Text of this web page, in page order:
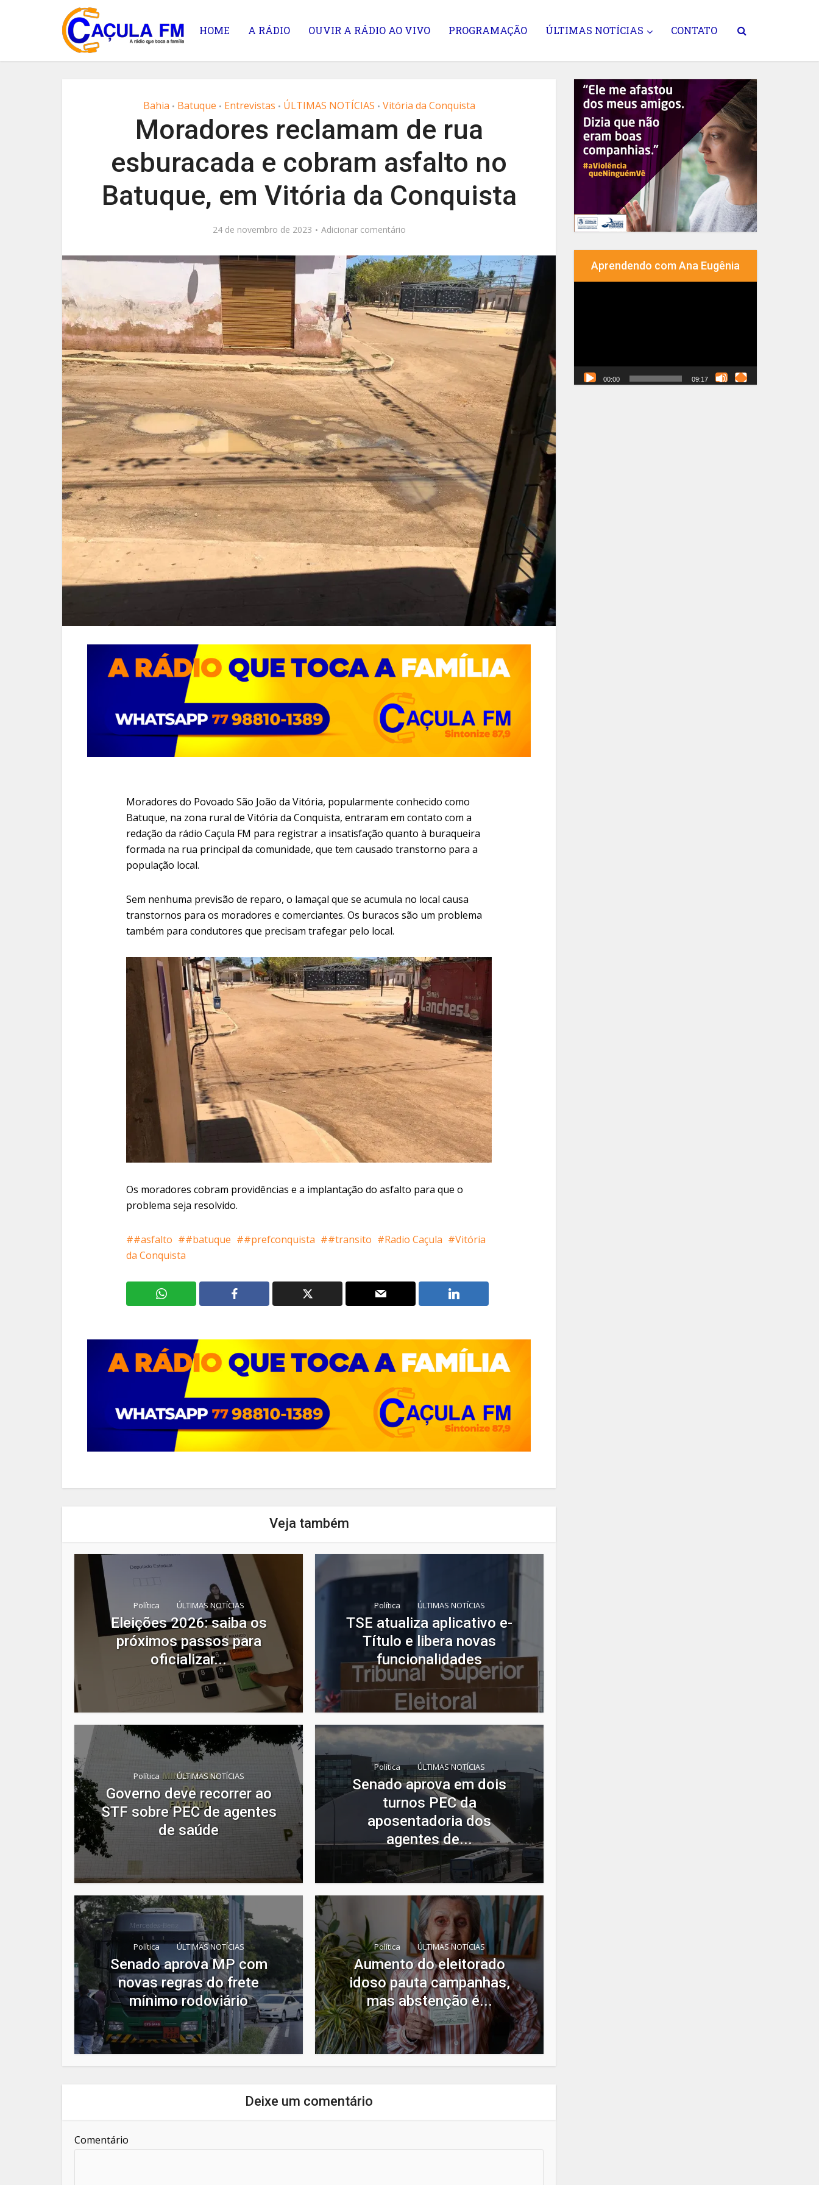
HOME A RÁDIO OUVIR A RÁDIO AO VIVO PROGRAMAÇÃO ÚLTIMAS NOTÍCIAS CONTATO
Bahia • Batuque • Entrevistas • ÚLTIMAS NOTÍCIAS • Vitória da Conquista
Moradores reclamam de rua
esburacada e cobram asfalto no
Batuque, em Vitória da Conquista
24 de novembro de 2023 Adicionar comentário
Moradores do Povoado São João da Vitória, popularmente conhecido como
Batuque, na zona rural de Vitória da Conquista, entraram em contato com a
redação da rádio Caçula FM para registrar a insatisfação quanto à buraqueira
formada na rua principal da comunidade, que tem causado transtorno para a
população local.
Sem nenhuma previsão de reparo, o lamaçal que se acumula no local causa
transtornos para os moradores e comerciantes. Os buracos são um problema
também para condutores que precisam trafegar pelo local.
Os moradores cobram providências e a implantação do asfalto para que o
problema seja resolvido.
#asfalto #batuque #prefconquista #transito Radio Caçula
Vitória
da Conquista
Veja também
Política ÚLTIMAS NOTÍCIAS
Eleições 2026: saiba os
próximos passos para
oficializar...
Política ÚLTIMAS NOTÍCIAS
TSE atualiza aplicativo e-
Título e libera novas
funcionalidades
Política ÚLTIMAS NOTÍCIAS
Governo deve recorrer ao
STF sobre PEC de agentes
de saúde
Política ÚLTIMAS NOTÍCIAS
Senado aprova em dois
turnos PEC da
aposentadoria dos
agentes de...
Política ÚLTIMAS NOTÍCIAS
Senado aprova MP com
novas regras do frete
mínimo rodoviário
Política ÚLTIMAS NOTÍCIAS
Aumento do eleitorado
idoso pauta campanhas,
mas abstenção é...
Deixe um comentário
Comentário
Aprendendo com Ana Eugênia
00:00 09:17